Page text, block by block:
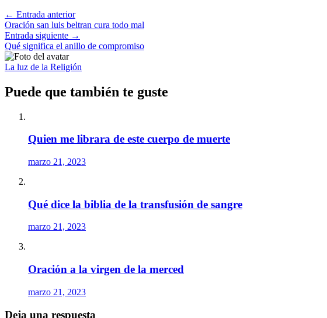
← Entrada anterior
Oración san luis beltran cura todo mal
Entrada siguiente →
Qué significa el anillo de compromiso
La luz de la Religión
Puede que también te guste
Quien me librara de este cuerpo de muerte
marzo 21, 2023
Qué dice la biblia de la transfusión de sangre
marzo 21, 2023
Oración a la virgen de la merced
marzo 21, 2023
Deja una respuesta